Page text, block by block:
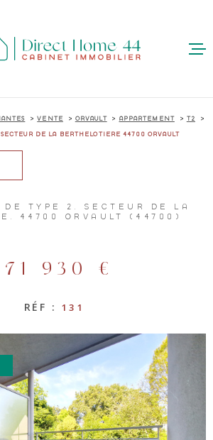
BIEN
VENTE ORVAULT APPARTEMENT T2
DE LA BERTHELOTIERE 44700 ORVAULT
DE TYPE 2, SECTEUR DE LA
44700 ORVAULT (44700)
930 €
RÉF : 131